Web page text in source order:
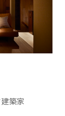
建築家